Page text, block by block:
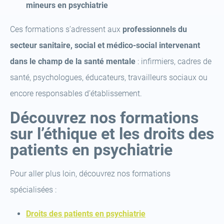
mineurs en psychiatrie
Ces formations s’adressent aux professionnels du
secteur sanitaire, social et médico-social intervenant
dans le champ de la santé mentale : infirmiers, cadres de
santé, psychologues, éducateurs, travailleurs sociaux ou
encore responsables d’établissement.
Découvrez nos formations
sur l’éthique et les droits des
patients en psychiatrie
Pour aller plus loin, découvrez nos formations
spécialisées :
Droits des patients en psychiatrie(open